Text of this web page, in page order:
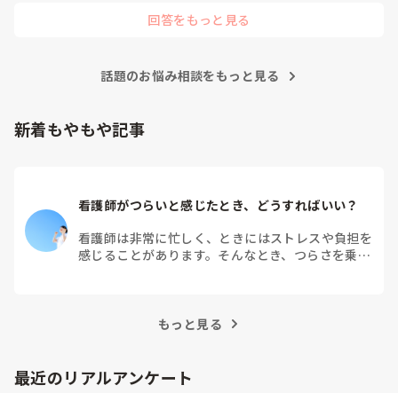
回答をもっと見る
話題のお悩み相談をもっと見る
新着もやもや記事
看護師がつらいと感じたとき、どうすればいい？
看護師は非常に忙しく、ときにはストレスや負担を
感じることがあります。そんなとき、つらさを乗り
もっと見る
最近のリアルアンケート